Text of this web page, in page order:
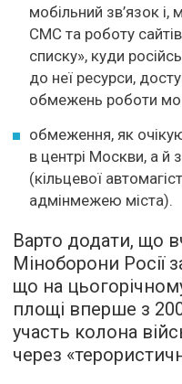
мобільний зв’язок і,
СМС та роботу
списку», куди
до неї ресурси,
обмежень роботи
обмеження, як
в центрі Москви, а
(кільцевої
адмінмежею міста).
Варто додати, що
Міноборони Росії
що на
площі вперше з
участь колона
через